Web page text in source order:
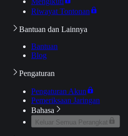
Riwayat Tontonan
Bantuan dan Lainnya
Bantuan
Blog
Pengaturan
Pengaturan Akun
Pemeriksaan Jaringan
Bahasa
Keluar Semua Perangkat